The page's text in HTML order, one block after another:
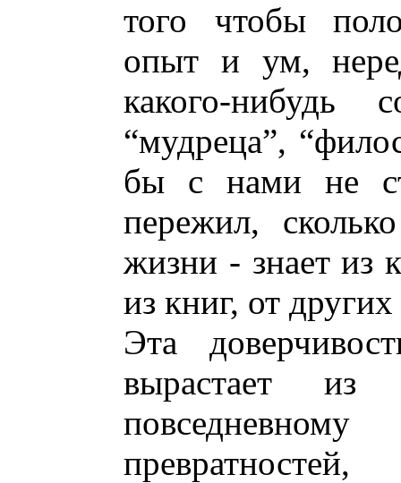
того чтобы
опыт и ум,
какого-нибудь
“мудреца”,
бы с нами не
пережил,
жизни - знает из
из книг, от
Эта
вырастает